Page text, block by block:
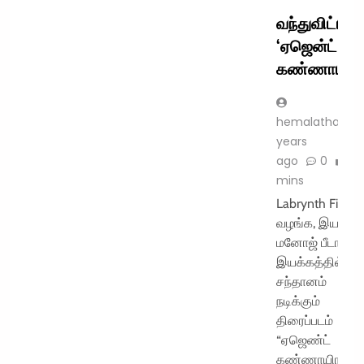
வந்துவிட்டார்
‘ஏஜென்ட்
hemalatha
years
ago
0
mins
Labrynth Films
வழங்க,
மனோஜ் பீடா
இயக்கத்தில்
சந்தானம்
நடிக்கும்
திரைப்படம்
“ஏஜெண்ட்
கண்ணாயிரம்” !